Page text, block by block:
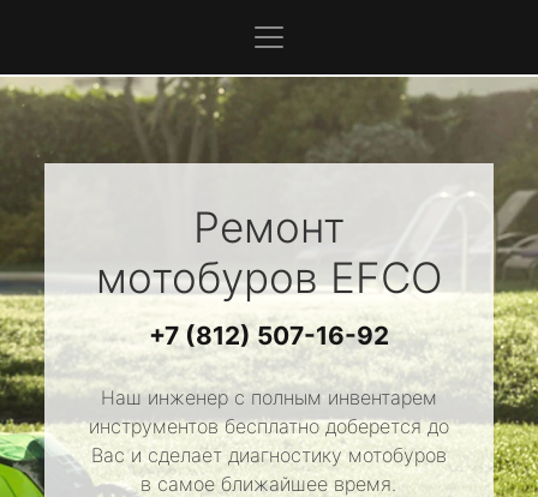
Ремонт
мотобуровEFCO
+7 (812) 507-16-92
Наш инженер с полным инвентарем
инструментов бесплатно доберется до
Вас и сделает диагностику мотобуров
в самое ближайшее время.